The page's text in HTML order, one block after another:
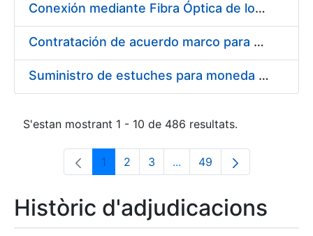
Conexión mediante Fibra Óptica de los Centros de Proceso de Datos (CPDs) de las sedes de la FNMT-RCM de Burgos y Madrid
Contratación de acuerdo marco para el Suministro de Material de Electricidad para la Fábrica Nacional de Moneda y Timbre-Real Casa de la Moneda en su centro de trabajo de Burgos
Suministro de estuches para moneda de 30 €
S'estan mostrant 1 - 10 de 486 resultats.
Pàgina
1 Pàgina
2 Pàgina
3 ...Pàgines intermèdies
Pàgina
49
Històric d'adjudicacions